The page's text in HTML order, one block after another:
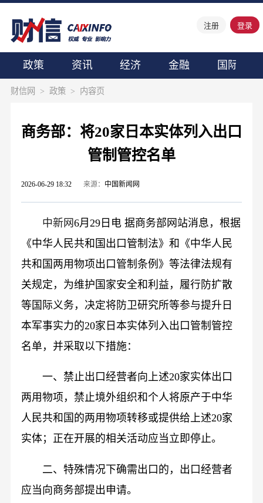
注册 登录
政策 资讯 经济 金融 国际
财信网 > 政策> 内容页
商务部：将20家日本实体列入出口
管制管控名单
2026-06-29 18:32 来源： 中国新闻网
中新网6月29日电 据商务部网站消息，根据
《中华人民共和国出口管制法》和《中华人民
共和国两用物项出口管制条例》等法律法规有
关规定，为维护国家安全和利益，履行防扩散
等国际义务，决定将防卫研究所等参与提升日
本军事实力的20家日本实体列入出口管制管控
名单，并采取以下措施：
一、禁止出口经营者向上述20家实体出口
两用物项，禁止境外组织和个人将原产于中华
人民共和国的两用物项转移或提供给上述20家
实体；正在开展的相关活动应当立即停止。
二、特殊情况下确需出口的，出口经营者
应当向商务部提出申请。